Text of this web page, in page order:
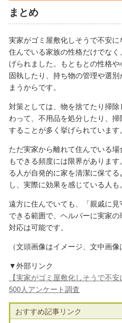
まとめ
実家がゴミ屋敷化しそうで不安
住んでいる家族の性格だけでな
げられました。もともとの性格
固執したり、持ち物の管理や選
まうからです。
対策としては、物を捨てたり掃
わって、不用品を処分したり、
することが多く挙げられています。
ただ実家から離れて住んでいる
もできる頻度には限界がありま
る人が自発的に家を清潔に保て
し、実際に効果を感じている人も。
遠方に住んでいても、「親戚に
できる範囲で、ヘルパーに実家
対応は可能です。
（文頭画像はイメージ、文中画
▼外部リンク
【実家がゴミ屋敷化しそうで不
500人アンケート調査
おすすめ記事リンク